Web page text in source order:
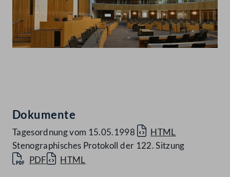
Dokumente
Tagesordnung vom 15.05.1998
HTML
Stenographisches Protokoll der 122. Sitzung
PDF
HTML